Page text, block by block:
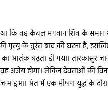
कि वह केवल भगवान शिव के समान
मृत्यु के तुरंत बाद की घटना है,
आतंक बढ़ता ही गया। तारकासुर
अजेय होगा। लेकिन देवताओं की
हुआ। अंत में एक भीषण युद्ध के